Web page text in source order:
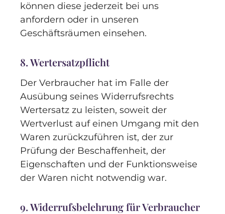
können diese jederzeit bei uns
anfordern oder in unseren
Geschäftsräumen einsehen.
8. Wertersatzpflicht
Der Verbraucher hat im Falle der
Ausübung seines Widerrufsrechts
Wertersatz zu leisten, soweit der
Wertverlust auf einen Umgang mit den
Waren zurückzuführen ist, der zur
Prüfung der Beschaffenheit, der
Eigenschaften und der Funktionsweise
der Waren nicht notwendig war.
9. Widerrufsbelehrung für Verbraucher